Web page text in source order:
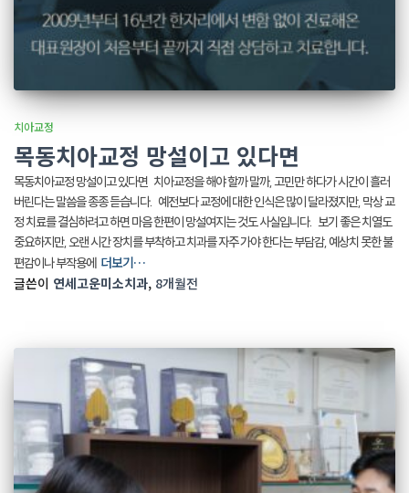
치아교정
목동치아교정 망설이고 있다면
목동치아교정 망설이고 있다면 치아교정을 해야 할까 말까, 고민만 하다가 시간이 흘러
버린다는 말씀을 종종 듣습니다. 예전보다 교정에 대한 인식은 많이 달라졌지만, 막상 교
정 치료를 결심하려고 하면 마음 한편이 망설여지는 것도 사실입니다. 보기 좋은 치열도
중요하지만, 오랜 시간 장치를 부착하고 치과를 자주 가야 한다는 부담감, 예상치 못한 불
편감이나 부작용에 더보기…
글쓴이 연세고운미소치과, 8개월전